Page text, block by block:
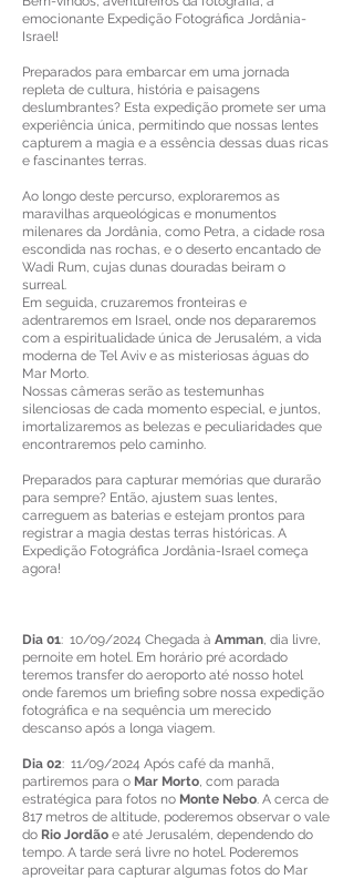
emocionante Expedição Fotográfica Jordânia-
Israel!
Preparados para embarcar em uma jornada
repleta de cultura, história e paisagens
deslumbrantes? Esta expedição promete ser uma
experiência única, permitindo que nossas lentes
capturem a magia e a essência dessas duas ricas
e fascinantes terras.
Ao longo deste percurso, exploraremos as
maravilhas arqueológicas e monumentos
milenares da Jordânia, como Petra, a cidade rosa
escondida nas rochas, e o deserto encantado de
Wadi Rum, cujas dunas douradas beiram o
surreal.
Em seguida, cruzaremos fronteiras e
adentraremos em Israel, onde nos depararemos
com a espiritualidade única de Jerusalém, a vida
moderna de Tel Aviv e as misteriosas águas do
Mar Morto.
Nossas câmeras serão as testemunhas
silenciosas de cada momento especial, e juntos,
imortalizaremos as belezas e peculiaridades que
encontraremos pelo caminho.
Preparados para capturar memórias que durarão
para sempre? Então, ajustem suas lentes,
carreguem as baterias e estejam prontos para
registrar a magia destas terras históricas. A
Expedição Fotográfica Jordânia-Israel começa
agora!
Dia 01: 10/09/2024 Chegada à Amman, dia livre,
pernoite em hotel. Em horário pré acordado
teremos transfer do aeroporto até nosso hotel
onde faremos um briefing sobre nossa expedição
fotográfica e na sequência um merecido
descanso após a longa viagem.
Dia 02: 11/09/2024 Após café da manhã,
partiremos para o Mar Morto, com parada
estratégica para fotos no Monte Nebo. A cerca de
817 metros de altitude, poderemos observar o vale
do Rio Jordão e até Jerusalém, dependendo do
tempo. A tarde será livre no hotel. Poderemos
aproveitar para capturar algumas fotos do Mar